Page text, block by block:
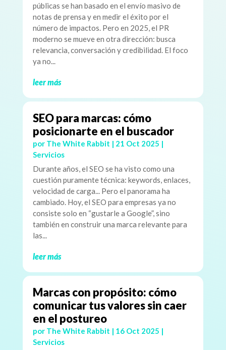
públicas se han basado en el envío masivo de
notas de prensa y en medir el éxito por el
número de impactos. Pero en 2025, el PR
moderno se mueve en otra dirección: busca
relevancia, conversación y credibilidad. El foco
ya no...
leer más
SEO para marcas: cómo
posicionarte en el buscador
por The White Rabbit | 21 Oct 2025 |
Servicios
Durante años, el SEO se ha visto como una
cuestión puramente técnica: keywords, enlaces,
velocidad de carga... Pero el panorama ha
cambiado. Hoy, el SEO para empresas ya no
consiste solo en “gustarle a Google”, sino
también en construir una marca relevante para
las...
leer más
Marcas con propósito: cómo
comunicar tus valores sin caer
en el postureo
por The White Rabbit | 16 Oct 2025 |
Servicios